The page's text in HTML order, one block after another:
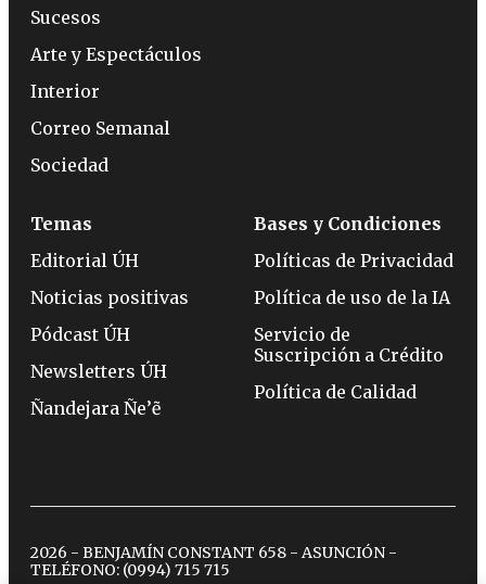
Sucesos
Arte y Espectáculos
Interior
Correo Semanal
Sociedad
Temas
Editorial ÚH
Noticias positivas
Pódcast ÚH
Newsletters ÚH
Ñandejara Ñe’ẽ
Bases y Condiciones
Políticas de Privacidad
Política de uso de la IA
Servicio de
Suscripción a Crédito
Política de Calidad
2026 - BENJAMÍN CONSTANT 658 - ASUNCIÓN -
TELÉFONO: (0994) 715 715